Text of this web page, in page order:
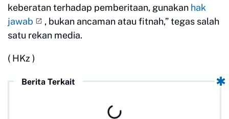
keberatan terhadap pemberitaan, gunakan hak
jawab
, bukan ancaman atau fitnah,” tegas salah
satu rekan media.
( HKz )
Berita Terkait